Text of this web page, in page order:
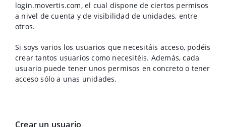
login.movertis.com, el cual dispone de ciertos permisos
a nivel de cuenta y de visibilidad de unidades, entre
otros.
Si soys varios los usuarios que necesitáis acceso, podéis
crear tantos usuarios como necesitéis. Además, cada
usuario puede tener unos permisos en concreto o tener
acceso sólo a unas unidades.
Crear un usuario